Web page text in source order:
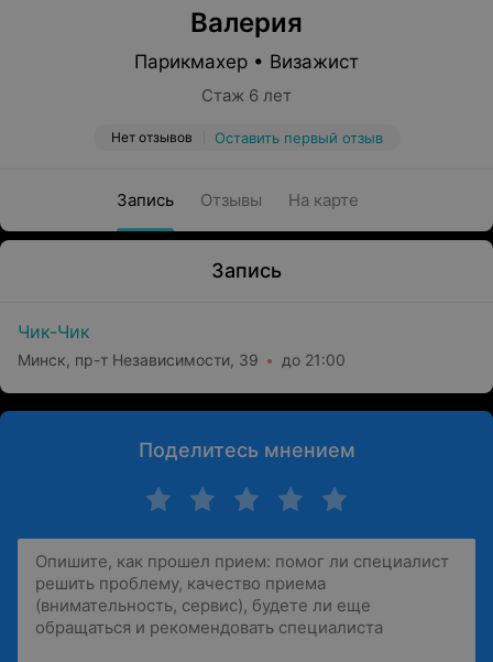
Валерия
Парикмахер • Визажист
Стаж 6 лет
Нет отзывов Оставить первый отзыв
Запись Отзывы На карте
Запись
Чик-Чик
Минск, пр-т Независимости, 39 до 21:00
Поделитесь мнением